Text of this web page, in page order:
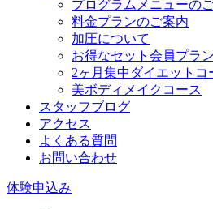
プログラムメニューの
料金プランのご案内
加圧について
お得なセット会員プラ
2ヶ月集中ダイエットコ
美ボディメイクコース
スタッフブログ
アクセス
よくある質問
お問い合わせ
体験申込み